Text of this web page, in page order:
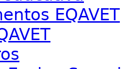
EQAVET